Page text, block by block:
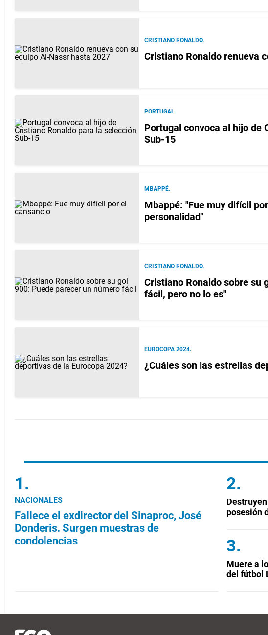
CRISTIANO RONALDO.
Cristiano Ronaldo renueva
PORTUGAL.
Portugal convoca al hijo de
Sub-15
MBAPPÉ.
Mbappé: "Fue muy difícil
personalidad"
CRISTIANO RONALDO.
Cristiano Ronaldo sobre su
fácil, pero no lo es"
EUROCOPA 2024.
¿Cuáles son las estrellas
NACIONALES
Fallece el exdirector del Sinaproc, José
Donderis. Surgen muestras de
condolencias
posesión
Muere a
del fútbol